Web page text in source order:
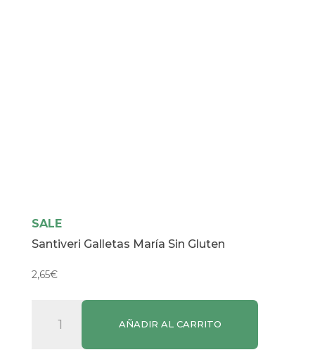
SALE
Santiveri Galletas María Sin Gluten
2,65€
Galletas
AÑADIR AL CARRITO